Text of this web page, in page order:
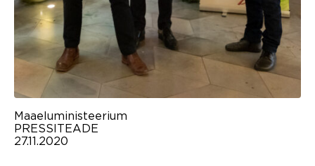
Maaeluministeerium
PRESSITEADE
27.11.2020